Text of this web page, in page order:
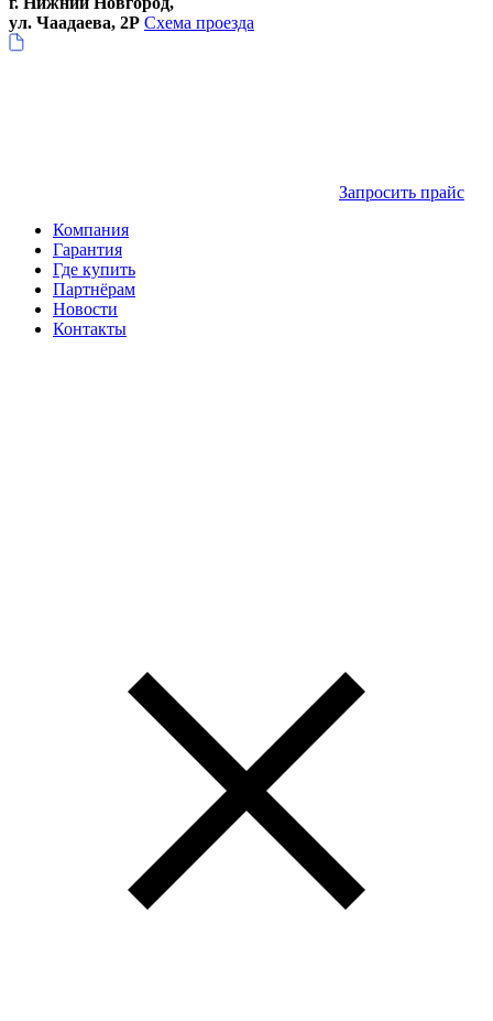
ул. Чаадаева, 2Р Схема проезда
Запросить прайс
Компания
Гарантия
Где купить
Партнёрам
Новости
Контакты